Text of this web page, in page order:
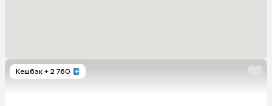
Кешбэк + 2 760